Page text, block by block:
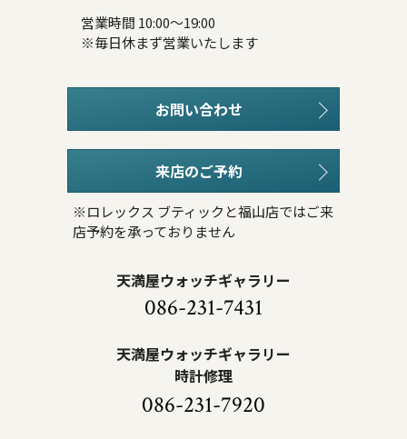
営業時間 10:00～19:00
※毎日休まず営業いたします
お問い合わせ
来店のご予約
※ロレックス ブティックと福山店ではご来
店予約を承っておりません
天満屋ウォッチギャラリー
086-231-7431
天満屋ウォッチギャラリー
時計修理
086-231-7920